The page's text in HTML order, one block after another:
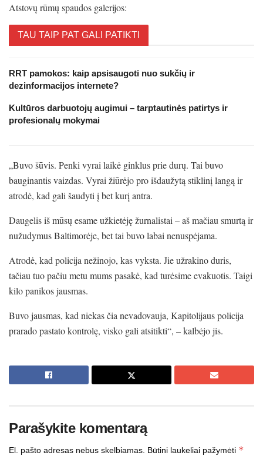
Atstovų rūmų spaudos galerijos:
TAU TAIP PAT GALI PATIKTI
RRT pamokos: kaip apsisaugoti nuo sukčių ir
dezinformacijos internete?
Kultūros darbuotojų augimui – tarptautinės patirtys ir
profesionalų mokymai
„Buvo šūvis. Penki vyrai laikė ginklus prie durų. Tai buvo
bauginantis vaizdas. Vyrai žiūrėjo pro išdaužytą stiklinį langą ir
atrodė, kad gali šaudyti į bet kurį antra.
Daugelis iš mūsų esame užkietėję žurnalistai – aš mačiau smurtą ir
nužudymus Baltimorėje, bet tai buvo labai nenuspėjama.
Atrodė, kad policija nežinojo, kas vyksta. Jie užrakino duris,
tačiau tuo pačiu metu mums pasakė, kad turėsime evakuotis. Taigi
kilo panikos jausmas.
Buvo jausmas, kad niekas čia nevadovauja, Kapitolijaus policija
prarado pastato kontrolę, visko gali atsitikti“, – kalbėjo jis.
Parašykite komentarą
El. pašto adresas nebus skelbiamas. Būtini laukeliai pažymėti *